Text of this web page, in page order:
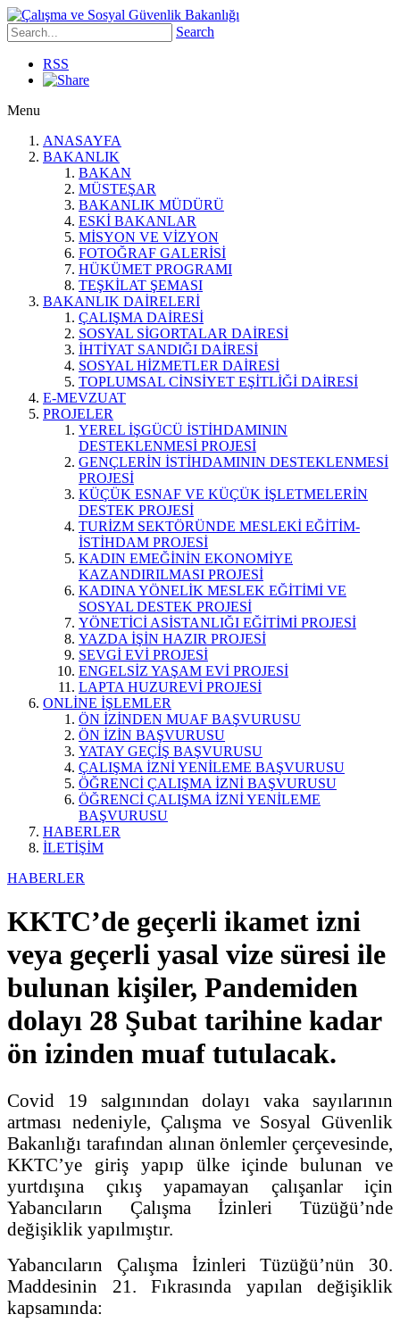
Search
RSS
Menu
ANASAYFA
BAKANLIK
BAKAN
MÜSTEŞAR
BAKANLIK MÜDÜRÜ
ESKİ BAKANLAR
MİSYON VE VİZYON
FOTOĞRAF GALERİSİ
HÜKÜMET PROGRAMI
TEŞKİLAT ŞEMASI
BAKANLIK DAİRELERİ
ÇALIŞMA DAİRESİ
SOSYAL SİGORTALAR DAİRESİ
İHTİYAT SANDIĞI DAİRESİ
SOSYAL HİZMETLER DAİRESİ
TOPLUMSAL CİNSİYET EŞİTLİĞİ DAİRESİ
E-MEVZUAT
PROJELER
YEREL İŞGÜCÜ İSTİHDAMININ
DESTEKLENMESİ PROJESİ
GENÇLERİN İSTİHDAMININ DESTEKLENMESİ
PROJESİ
KÜÇÜK ESNAF VE KÜÇÜK İŞLETMELERİN
DESTEK PROJESİ
TURİZM SEKTÖRÜNDE MESLEKİ EĞİTİM-
İSTİHDAM PROJESİ
KADIN EMEĞİNİN EKONOMİYE
KAZANDIRILMASI PROJESİ
KADINA YÖNELİK MESLEK EĞİTİMİ VE
SOSYAL DESTEK PROJESİ
YÖNETİCİ ASİSTANLIĞI EĞİTİMİ PROJESİ
YAZDA İŞİN HAZIR PROJESİ
SEVGİ EVİ PROJESİ
ENGELSİZ YAŞAM EVİ PROJESİ
LAPTA HUZUREVİ PROJESİ
ONLİNE İŞLEMLER
ÖN İZİNDEN MUAF BAŞVURUSU
ÖN İZİN BAŞVURUSU
YATAY GEÇİŞ BAŞVURUSU
ÇALIŞMA İZNİ YENİLEME BAŞVURUSU
ÖĞRENCİ ÇALIŞMA İZNİ BAŞVURUSU
ÖĞRENCİ ÇALIŞMA İZNİ YENİLEME
BAŞVURUSU
HABERLER
İLETİŞİM
HABERLER
KKTC’de geçerli ikamet izni
veya geçerli yasal vize süresi ile
bulunan kişiler, Pandemiden
dolayı 28 Şubat tarihine kadar
ön izinden muaf tutulacak.
Covid 19 salgınından dolayı vaka sayılarının
artması nedeniyle, Çalışma ve Sosyal Güvenlik
Bakanlığı tarafından alınan önlemler çerçevesinde,
KKTC’ye giriş yapıp ülke içinde bulunan ve
yurtdışına çıkış yapamayan çalışanlar için
Yabancıların Çalışma İzinleri Tüzüğü’nde
değişiklik yapılmıştır.
Yabancıların Çalışma İzinleri Tüzüğü’nün 30.
Maddesinin 21. Fıkrasında yapılan değişiklik
kapsamında: